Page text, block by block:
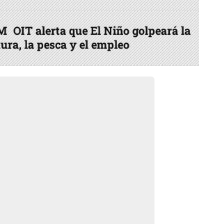
OIT alerta que El Niño golpeará la
la pesca y el empleo